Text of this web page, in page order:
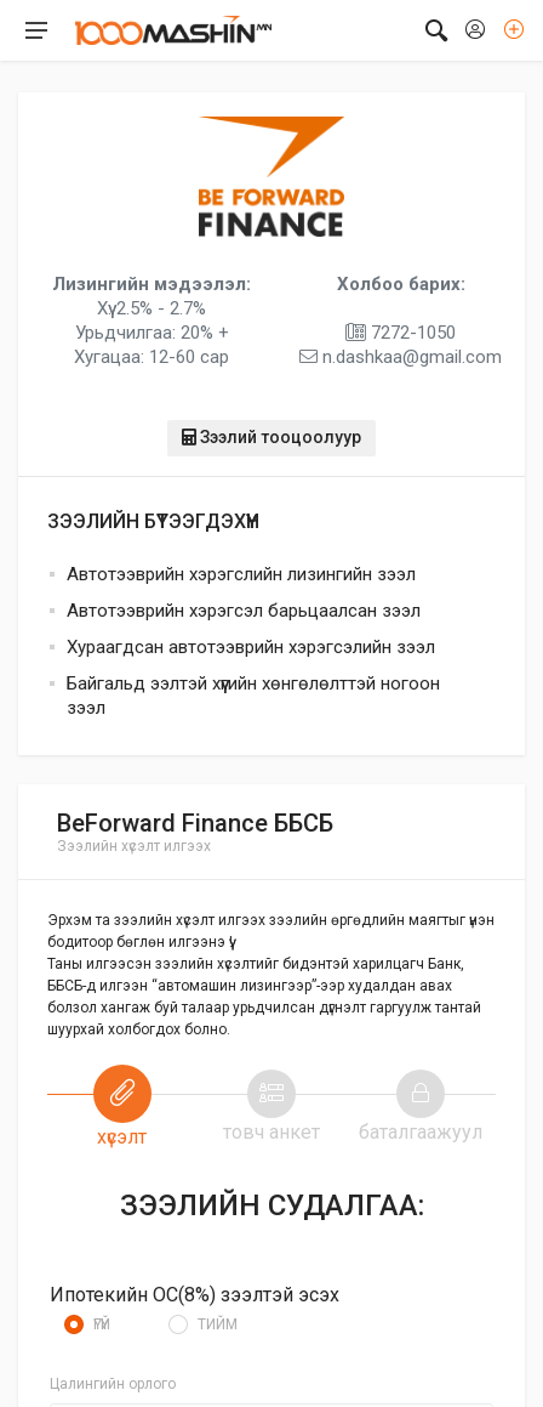
Лизингийн мэдээлэл:
Хүү: 2.5% - 2.7%
Урьдчилгаа: 20% +
Хугацаа: 12-60 сар
Холбоо барих:
7272-1050
n.dashkaa@gmail.com
Зээлий тооцоолуур
ЗЭЭЛИЙН БҮТЭЭГДЭХҮҮН
Автотээврийн хэрэгслийн лизингийн зээл
Автотээврийн хэрэгсэл барьцаалсан зээл
Хураагдсан автотээврийн хэрэгсэлийн зээл
Байгальд ээлтэй хүүгийн хөнгөлөлттэй ногоон
зээл
BeForward Finance ББСБ
Зээлийн хүсэлт илгээх
Эрхэм та зээлийн хүсэлт илгээх зээлийн өргөдлийн маягтыг үнэн
бодитоор бөглөн илгээнэ үү!
Таны илгээсэн зээлийн хүсэлтийг бидэнтэй харилцагч Банк,
ББСБ-д илгээн “автомашин лизингээр”-ээр худалдан авах
болзол хангаж буй талаар урьдчилсан дүгнэлт гаргуулж тантай
шуурхай холбогдох болно.
хүсэлт товч анкет баталгаажуул
ЗЭЭЛИЙН СУДАЛГАА:
Ипотекийн ОС(8%) зээлтэй эсэх
ҮГҮЙ ТИЙМ
Цалингийн орлого